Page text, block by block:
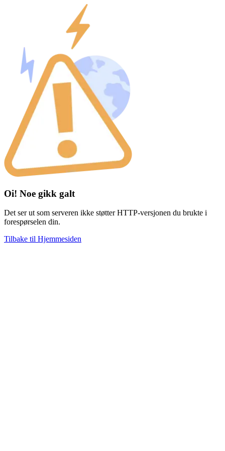
Oi! Noe gikk galt
Det ser ut som serveren ikke støtter HTTP-versjonen du brukte i
forespørselen din.
Tilbake til Hjemmesiden